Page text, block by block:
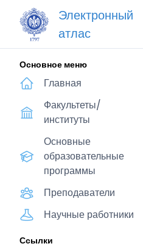
Электронный
атлас
Основное меню
Главная
Факультеты/
институты
Основные
образовательные
программы
Преподаватели
Научные работники
Ссылки